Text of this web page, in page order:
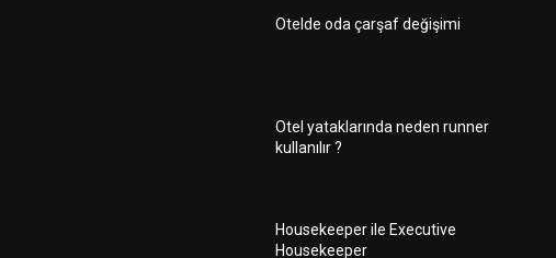
Otelde oda çarşaf değişimi
Otel yataklarında neden runner
kullanılır ?
Housekeeper ile Executive
Housekeeper